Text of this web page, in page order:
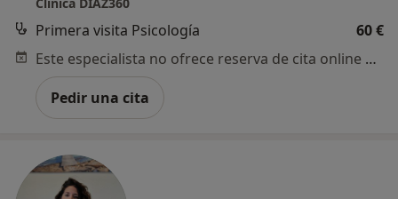
Clínica DIAZ360
Primera visita Psicología
60 €
Este especialista no ofrece reserva de cita online en esta dirección.
Pedir una cita